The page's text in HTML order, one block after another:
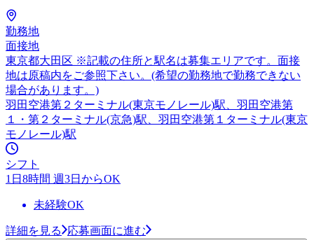
勤務地
面接地
東京都大田区 ※記載の住所と駅名は募集エリアです。面接
地は原稿内をご参照下さい。(希望の勤務地で勤務できない
場合があります。)
羽田空港第２ターミナル(東京モノレール)駅、羽田空港第
１・第２ターミナル(京急)駅、羽田空港第１ターミナル(東京
モノレール)駅
シフト
1日8時間 週3日からOK
未経験OK
詳細を見る 応募画面に進む